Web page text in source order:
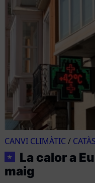
CANVI CLIMÀTIC /
★
La calor a
maig